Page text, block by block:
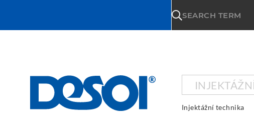
SEARCH TERM
Injektážní technika